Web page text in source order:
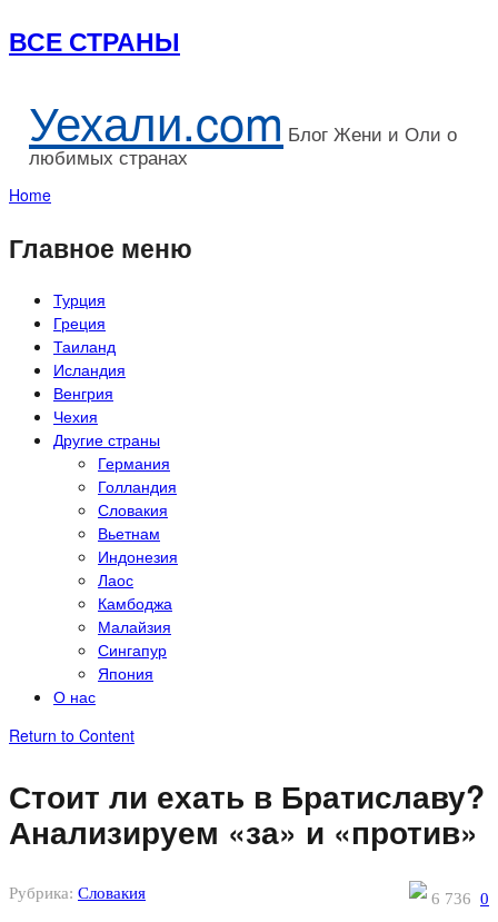
ВСЕ СТРАНЫ
Уехали.com Блог Жени и Оли о
любимых странах
Home
Главное меню
Турция
Греция
Таиланд
Исландия
Венгрия
Чехия
Другие страны
Германия
Голландия
Словакия
Вьетнам
Индонезия
Лаос
Камбоджа
Малайзия
Сингапур
Япония
О нас
Return to Content
Стоит ли ехать в Братиславу?
Анализируем «за» и «против»
Рубрика: Словакия 6 736 0